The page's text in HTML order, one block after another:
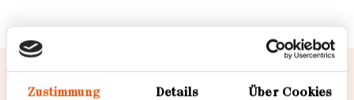
Zustimmung Details Über Cookies